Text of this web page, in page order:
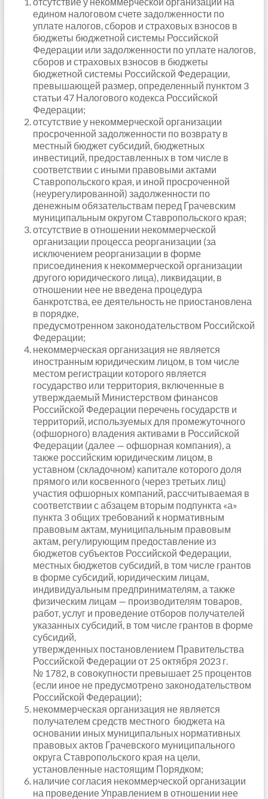
едином налоговом счете задолженности по
уплате налогов, сборов и страховых взносов в
бюджеты бюджетной системы Российской
Федерации или задолженности по уплате налогов,
сборов и страховых взносов в бюджеты
бюджетной системы Российской Федерации,
превышающей размер, определенный пунктом 3
статьи 47 Налогового кодекса Российской
Федерации;
отсутствие у некоммерческой организации
просроченной задолженности по возврату в
местный бюджет субсидий, бюджетных
инвестиций, предоставленных в том числе в
соответствии с иными правовыми актами
Ставропольского края, и иной просроченной
(неурегулированной) задолженности по
денежным обязательствам перед Грачевским
муниципальным округом Ставропольского края;
отсутствие в отношении некоммерческой
организации процесса реорганизации (за
исключением реорганизации в форме
присоединения к некоммерческой организации
другого юридического лица), ликвидации, в
отношении нее не введена процедура
банкротства, ее деятельность не приостановлена
в порядке,
предусмотренном законодательством Российской
Федерации;
некоммерческая организация не является
иностранным юридическим лицом, в том числе
местом регистрации которого является
государство или территория, включенные в
утверждаемый Министерством финансов
Российской Федерации перечень государств и
территорий, используемых для промежуточного
(офшорного) владения активами в Российской
Федерации (далее — офшорная компания), а
также российским юридическим лицом, в
уставном (складочном) капитале которого доля
прямого или косвенного (через третьих лиц)
участия офшорных компаний, рассчитываемая в
соответствии с абзацем вторым подпункта «а»
пункта 3 общих требований к нормативным
правовым актам, муниципальным правовым
актам, регулирующим предоставление из
бюджетов субъектов Российской Федерации,
местных бюджетов субсидий, в том числе грантов
в форме субсидий, юридическим лицам,
индивидуальным предпринимателям, а также
физическим лицам — производителям товаров,
работ, услуг и проведение отборов получателей
указанных субсидий, в том числе грантов в форме
субсидий,
утвержденных постановлением Правительства
Российской Федерации от 25 октября 2023 г.
№ 1782, в совокупности превышает 25 процентов
(если иное не предусмотрено законодательством
Российской Федерации);
некоммерческая организация не является
получателем средств местного бюджета на
основании иных муниципальных нормативных
правовых актов Грачевского муниципального
округа Ставропольского края на цели,
установленные настоящим Порядком;
наличие согласия некоммерческой организации
на проведение Управлением в отношении нее